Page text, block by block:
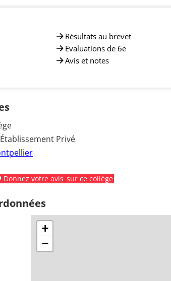
Résultats au brevet
Evaluations de 6e
Avis et notes
Établissement Privé
Donnez votre avis sur ce collège
+
−